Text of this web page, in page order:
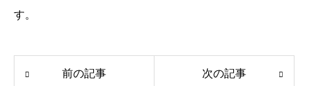
す。
前の記事 次の記事